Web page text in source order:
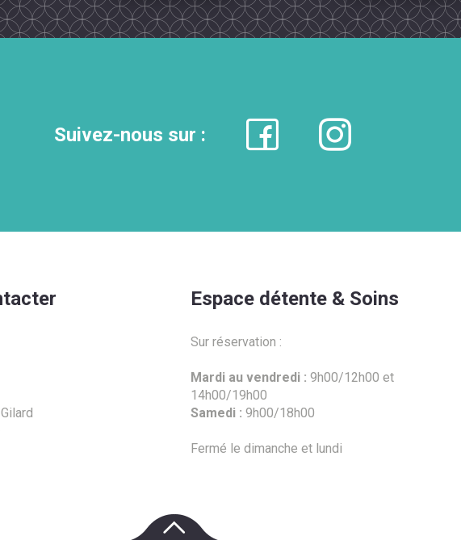
Suivez-nous sur :
Espace détente & Soins
Sur réservation :
Mardi au vendredi : 9h00/12h00 et
14h00/19h00
Samedi : 9h00/18h00
Fermé le dimanche et lundi